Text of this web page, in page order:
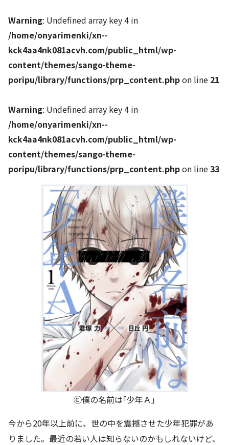
Warning: Undefined array key 4 in
/home/onyarimenki/xn--
kck4aa4nk081acvh.com/public_html/wp-
content/themes/sango-theme-
poripu/library/functions/prp_content.phpon line 21
Warning: Undefined array key 4 in
/home/onyarimenki/xn--
kck4aa4nk081acvh.com/public_html/wp-
content/themes/sango-theme-
poripu/library/functions/prp_content.phpon line33
Ⓒ僕の名前は｢少年Ａ｣
今から20年以上前に、世の中を震撼させた少年犯罪があ
りました。最近の若い人は知らないのかもしれないけど、